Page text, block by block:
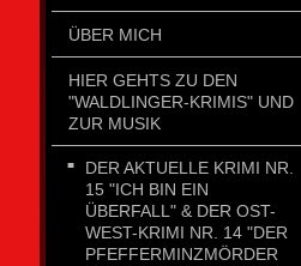
ÜBER MICH
HIER GEHTS ZU DEN
"WALDLINGER-KRIMIS" UND
ZUR MUSIK
DER AKTUELLE KRIMI NR.
15 "ICH BIN EIN
ÜBERFALL" & DER OST-
WEST-KRIMI NR. 14 "DER
PFEFFERMINZMÖRDER